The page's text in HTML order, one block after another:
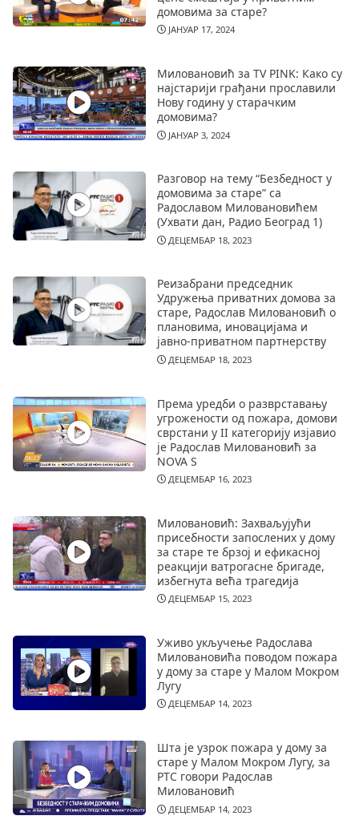
домовима за старе?
ЈАНУАР 17, 2024
Миловановић за TV PINK: Како су
најстарији грађани прославили
Нову годину у старачким
домовима?
ЈАНУАР 3, 2024
Разговор на тему “Безбедност у
домовима за старе” са
Радославом Миловановићем
(Ухвати дан, Радио Београд 1)
ДЕЦЕМБАР 18, 2023
Реизабрани председник
Удружења приватних домова за
старе, Радослав Миловановић о
плановима, иновацијама и
јавно-приватном партнерству
ДЕЦЕМБАР 18, 2023
Према уредби о разврставању
угрожености од пожара, домови
сврстани у II категорију изјавио
је Радослав Миловановић за
NOVA S
ДЕЦЕМБАР 16, 2023
Миловановић: Захваљујући
присебности запослених у дому
за старе те брзој и ефикасној
реакцији ватрогасне бригаде,
избегнута већа трагедија
ДЕЦЕМБАР 15, 2023
Уживо укључење Радослава
Миловановића поводом пожара
у дому за старе у Малом Мокром
Лугу
ДЕЦЕМБАР 14, 2023
Шта је узрок пожара у дому за
старе у Малом Мокром Лугу, за
РТС говори Радослав
Миловановић
ДЕЦЕМБАР 14, 2023